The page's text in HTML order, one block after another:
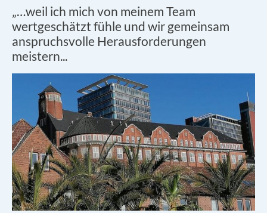
„…weil ich mich von meinem Team
wertgeschätzt fühle und wir gemeinsam
anspruchsvolle Herausforderungen
meistern...